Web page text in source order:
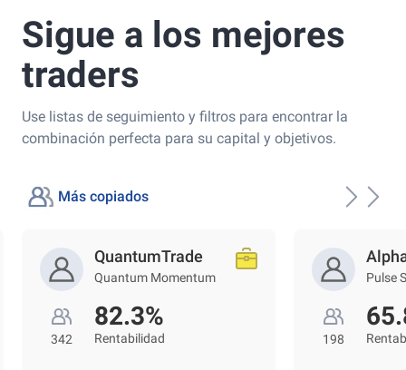
Sigue a los mejores
traders
Use listas de seguimiento y filtros para encontrar la
combinación perfecta para su capital y objetivos.
Más copiados
QuantumTrade
Quantum Momentum
342
82.3%
Rentabilidad
Pulse
198